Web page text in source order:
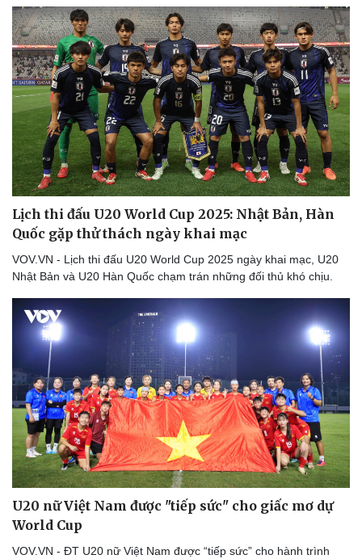
Thể thao
Lịch thi đấu bóng đá
Thế giới thể thao
eSports
Hậu trường
Ô tô - Xe máy
Xe máy
Tư vấn
Lịch thi đấu U20 World Cup 2025: Nhật Bản, Hàn
Quốc gặp thử thách ngày khai mạc
VOV.VN - Lịch thi đấu U20 World Cup 2025 ngày khai mạc, U20
Nhật Bản và U20 Hàn Quốc chạm trán những đối thủ khó chịu.
U20 nữ Việt Nam được "tiếp sức" cho giấc mơ dự
World Cup
VOV.VN - ĐT U20 nữ Việt Nam được “tiếp sức” cho hành trình